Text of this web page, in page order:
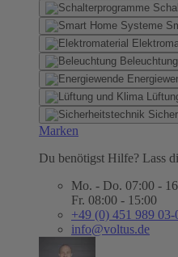
Beleuchtung
Marken
Du benötigst Hilfe? Lass
Mo. - Do. 07:00 -
Fr. 08:00 - 15:00
+49 (0) 451 989 03-
info@voltus.de